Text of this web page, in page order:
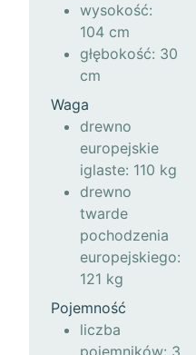
wysokość:
104 cm
głębokość: 30
cm
Waga
drewno
europejskie
iglaste: 110 kg
drewno
twarde
pochodzenia
europejskiego:
121 kg
Pojemność
liczba